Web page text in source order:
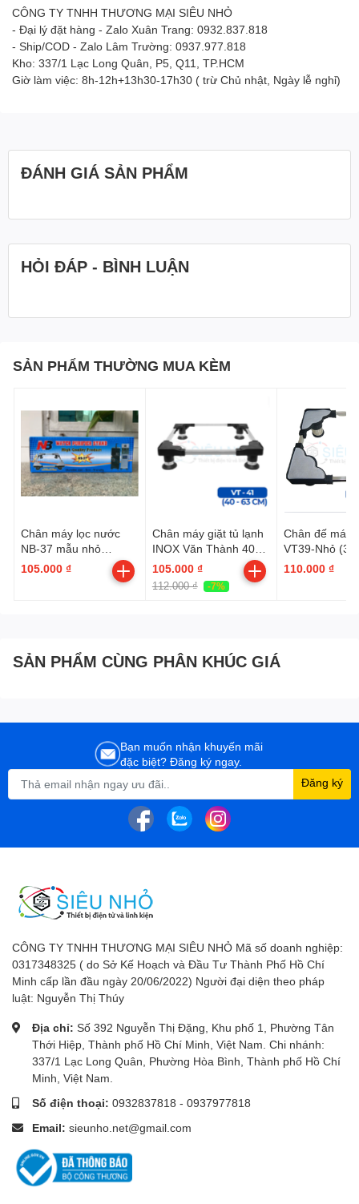
CÔNG TY TNHH THƯƠNG MẠI SIÊU NHỎ
- Đại lý đặt hàng - Zalo Xuân Trang: 0932.837.818
- Ship/COD - Zalo Lâm Trường: 0937.977.818
Kho: 337/1 Lạc Long Quân, P5, Q11, TP.HCM
Giờ làm việc: 8h-12h+13h30-17h30 ( trừ Chủ nhật, Ngày lễ nghỉ)
ĐÁNH GIÁ SẢN PHẨM
HỎI ĐÁP - BÌNH LUẬN
SẢN PHẨM THƯỜNG MUA KÈM
Chân máy lọc nước
NB-37 mẫu nhỏ
(300mm-460mm)
105.000 ₫
Chân máy giặt tủ lạnh
INOX Văn Thành 40-
63cm, ko có lót cao su
(VT41 | Tải trọng: 9kg
- 270 Lít )
105.000 ₫
112.000 ₫ -7%
Chân đế máy
VT39-Nhỏ
480mm) - có
110.000 ₫
SẢN PHẨM CÙNG PHÂN KHÚC GIÁ
Bạn muốn nhận khuyến mãi
đặc biệt? Đăng ký ngay.
Đăng ký
CÔNG TY TNHH THƯƠNG MẠI SIÊU NHỎ Mã số doanh nghiệp:
0317348325 ( do Sở Kế Hoạch và Đầu Tư Thành Phố Hồ Chí
Minh cấp lần đầu ngày 20/06/2022) Người đại diện theo pháp
luật: Nguyễn Thị Thúy
Địa chỉ: Số 392 Nguyễn Thị Đặng, Khu phố 1, Phường Tân
Thới Hiệp, Thành phố Hồ Chí Minh, Việt Nam. Chi nhánh:
337/1 Lạc Long Quân, Phường Hòa Bình, Thành phố Hồ Chí
Minh, Việt Nam.
Số điện thoại: 0932837818 - 0937977818
Email: sieunho.net@gmail.com